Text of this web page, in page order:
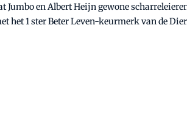
Jumbo en Albert Heijn gewone
1 ster Beter Leven-keurmerk van de